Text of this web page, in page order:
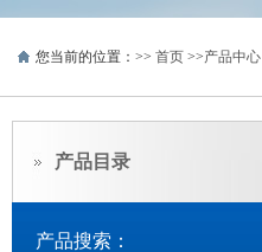
您当前的位置：>> 首页 >>产品中心
产品目录
产品搜索：